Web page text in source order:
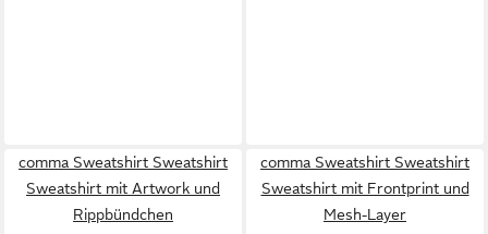
comma Sweatshirt Sweatshirt
Sweatshirt mit Artwork und
Rippbündchen
comma Sweatshirt Sweatshirt
Sweatshirt mit Frontprint und
Mesh-Layer